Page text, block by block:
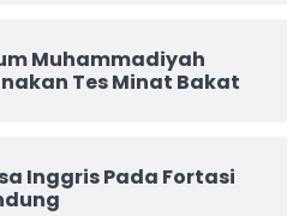
Muhammadiyah
Tes Minat Bakat
Inggris Pada Fortasi